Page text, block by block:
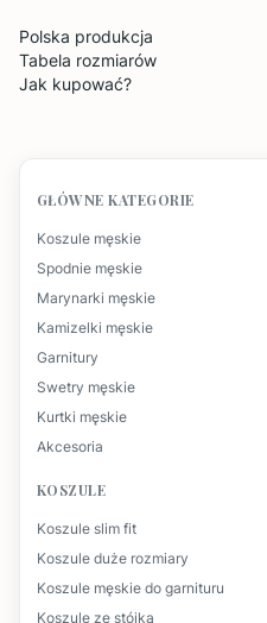
Polska produkcja
Tabela rozmiarów
Jak kupować?
GŁÓWNE KATEGORIE
Koszule męskie
Spodnie męskie
Marynarki męskie
Kamizelki męskie
Garnitury
Swetry męskie
Kurtki męskie
Akcesoria
KOSZULE
Koszule slim fit
Koszule duże rozmiary
Koszule męskie do garnituru
Koszule ze stójką